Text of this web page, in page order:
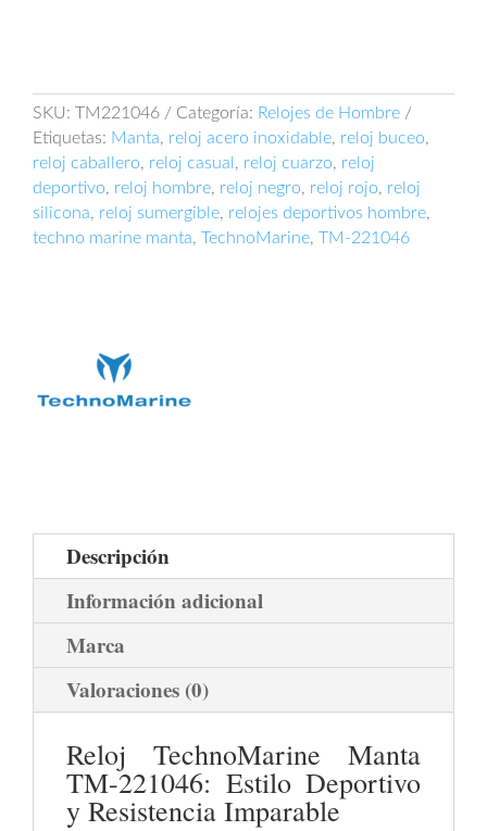
SKU: TM221046 Categoría: Relojes de Hombre
Etiquetas: Manta, reloj acero inoxidable, reloj buceo,
reloj caballero, reloj casual , reloj cuarzo, reloj
deportivo, reloj hombre, reloj negro, reloj rojo, reloj
silicona, reloj sumergible, relojes deportivos hombre,
techno marine manta, TechnoMarine, TM-221046
Descripción
Información adicional
Marca
Valoraciones (0)
Reloj TechnoMarine Manta
TM-221046: Estilo Deportivo
y Resistencia Imparable